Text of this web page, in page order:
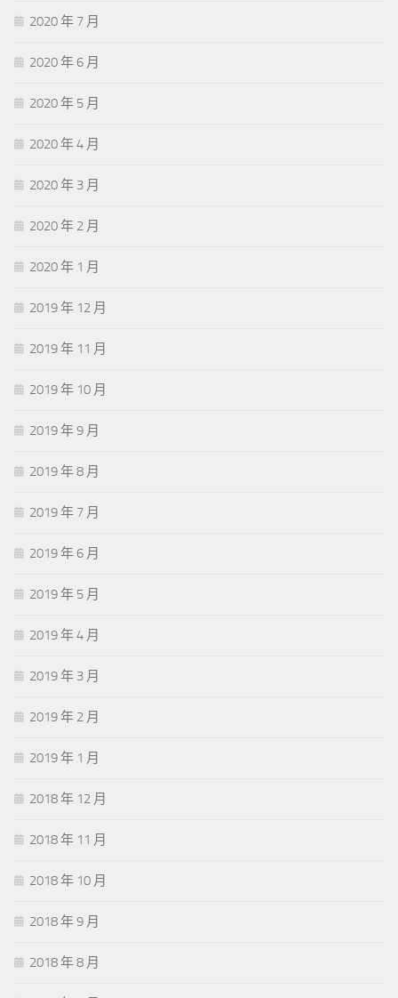
2020 年 7 月
2020 年 6 月
2020 年 5 月
2020 年 4 月
2020 年 3 月
2020 年 2 月
2020 年 1 月
2019 年 12 月
2019 年 11 月
2019 年 10 月
2019 年 9 月
2019 年 8 月
2019 年 7 月
2019 年 6 月
2019 年 5 月
2019 年 4 月
2019 年 3 月
2019 年 2 月
2019 年 1 月
2018 年 12 月
2018 年 11 月
2018 年 10 月
2018 年 9 月
2018 年 8 月